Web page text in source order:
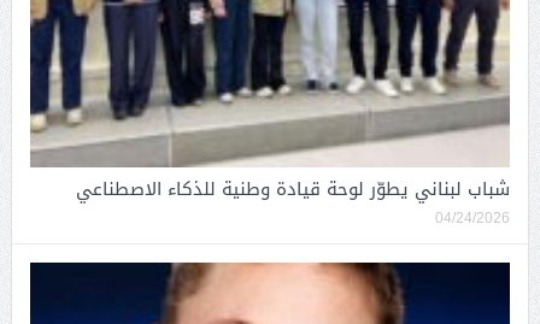
شباب لبناني يطوّر لوحة قيادة وطنية للذكاء الاصطناعي
04/24/2026